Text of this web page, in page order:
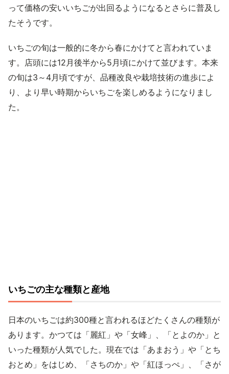
って価格の安いいちごが出回るようになるとさらに普及し
たそうです。
いちごの旬は一般的に冬から春にかけてと言われていま
す。店頭には12月後半から5月頃にかけて並びます。本来
の旬は3～4月頃ですが、品種改良や栽培技術の進歩によ
り、より早い時期からいちごを楽しめるようになりまし
た。
いちごの主な種類と産地
日本のいちごは約300種と言われるほどたくさんの種類が
あります。かつては「麗紅」や「女峰」、「とよのか」と
いった種類が人気でした。現在では「あまおう」や「とち
おとめ」をはじめ、「さちのか」や「紅ほっぺ」、「さが